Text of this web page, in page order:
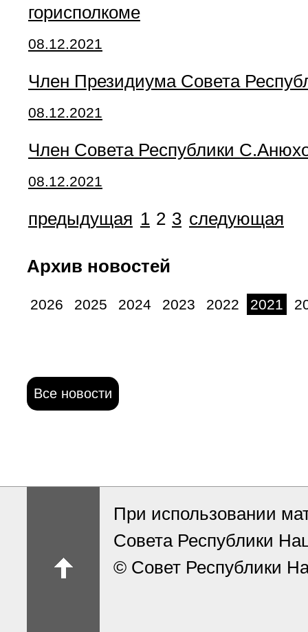
горисполкоме
08.12.2021
Член Президиума Совета
08.12.2021
Член Совета Республики
08.12.2021
предыдущая 1 2 3 следующая
Архив новостей
2026 2025 2024 2023 2022 2021
Все новости
При использовании
Совета Республики
© Совет Республики